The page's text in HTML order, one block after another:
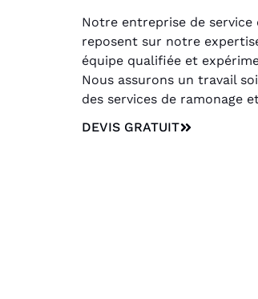
Notre entreprise de
reposent sur notre
équipe qualifiée et
Nous assurons un travail
des services de ramonage
DEVIS GRATUIT